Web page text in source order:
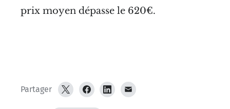
prix moyen dépasse le 620€.
Partager